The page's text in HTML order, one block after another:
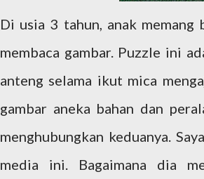
Di usia 3 tahun, anak
membaca gambar. Puzzle ini
anteng selama ikut mica
gambar aneka bahan dan
menghubungkan keduanya.
media ini. Bagaimana dia